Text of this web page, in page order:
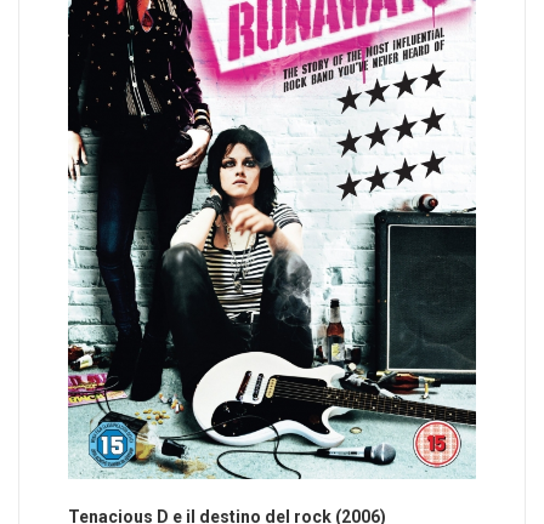
Tenacious D e il destino del rock (2006)